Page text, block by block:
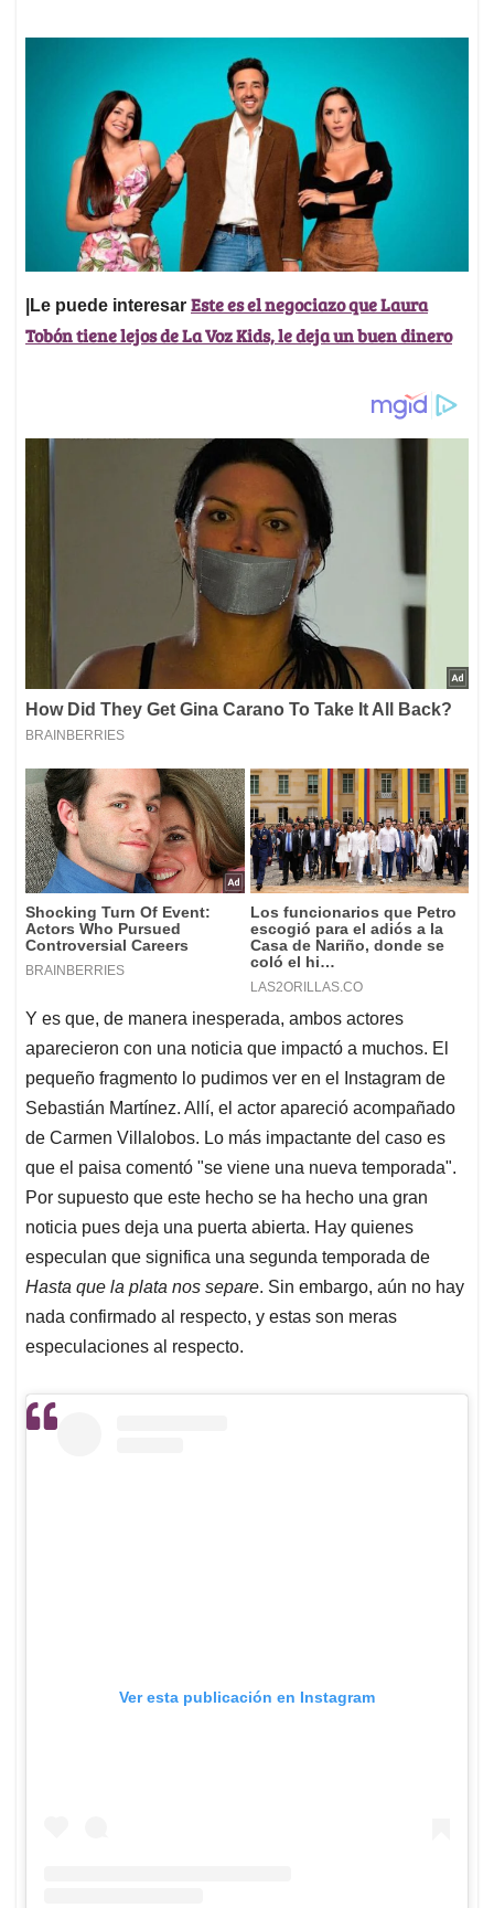
|Le puede interesar Este es el negociazo que Laura
Tobón tiene lejos de La Voz Kids, le deja un buen dinero
Y es que, de manera inesperada, ambos actores
aparecieron con una noticia que impactó a muchos. El
pequeño fragmento lo pudimos ver en el Instagram de
Sebastián Martínez. Allí, el actor apareció acompañado
de Carmen Villalobos. Lo más impactante del caso es
que el paisa comentó "se viene una nueva temporada".
Por supuesto que este hecho se ha hecho una gran
noticia pues deja una puerta abierta. Hay quienes
especulan que significa una segunda temporada de
Hasta que la plata nos separe. Sin embargo, aún no hay
nada confirmado al respecto, y estas son meras
especulaciones al respecto.
Ver esta publicación en Instagram